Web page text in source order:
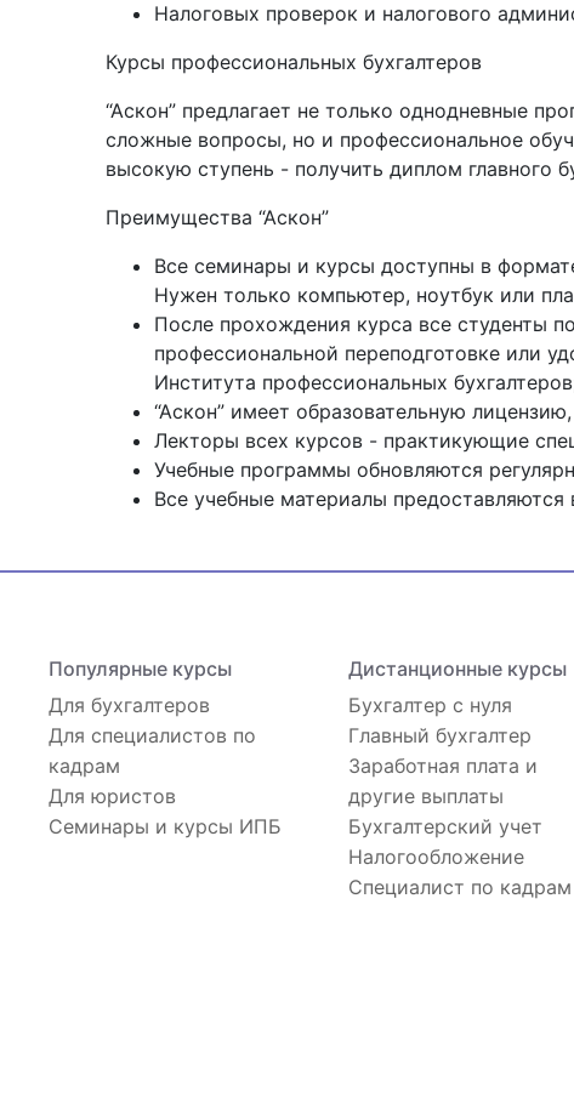
Налоговых проверок и налогового
Курсы профессиональных бухгалтеров
“Аскон” предлагает не только однодневные
сложные вопросы, но и профессиональное
высокую ступень - получить диплом главного
Преимущества “Аскон”
Все семинары и курсы доступны в
Нужен только компьютер, ноутбук или
После прохождения курса все студенты
профессиональной переподготовке или
Института профессиональных
“Аскон” имеет образовательную
Лекторы всех курсов - практикующие
Учебные программы обновляются
Все учебные материалы предоставляются
Популярные курсы
Для бухгалтеров
Для специалистов по
кадрам
Для юристов
Семинары и курсы ИПБ
Дистанционные курсы
Бухгалтер с нуля
Главный бухгалтер
Заработная плата и
другие выплаты
Бухгалтерский учет
Налогообложение
Специалист по кадрам